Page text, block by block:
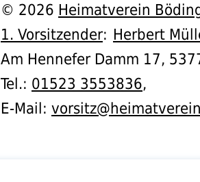
© 2026 Heimatverein
1. Vorsitzender: Herbert
Am Hennefer Damm 17,
Tel.: 01523 3553836,
E-Mail: